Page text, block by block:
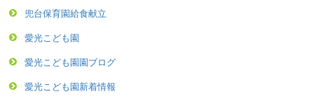
兜台保育園給食献立
愛光こども園
愛光こども園園ブログ
愛光こども園新着情報